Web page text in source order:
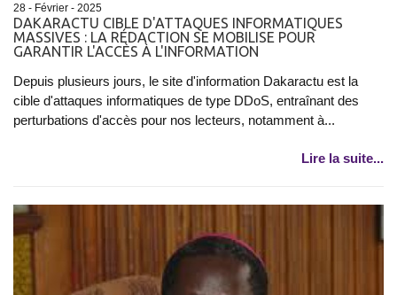
28 - Février - 2025
DAKARACTU CIBLE D'ATTAQUES INFORMATIQUES
MASSIVES : LA RÉDACTION SE MOBILISE POUR
GARANTIR L'ACCÈS À L'INFORMATION
Depuis plusieurs jours, le site d'information Dakaractu est la
cible d'attaques informatiques de type DDoS, entraînant des
perturbations d'accès pour nos lecteurs, notamment à...
Lire la suite...